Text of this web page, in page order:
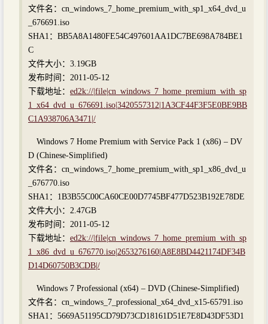
文件名：cn_windows_7_home_premium_with_sp1_x64_dvd_u
_676691.iso
SHA1：BB5A8A1480FE54C497601AA1DC7BE698A784BE1
C
文件大小：3.19GB
发布时间：2011-05-12
下载地址： ed2k://|file|cn_windows_7_home_premium_with_sp
1_x64_dvd_u_676691.iso|3420557312|1A3CF44F3F5E0BE9BB
C1A938706A3471|/
Windows 7 Home Premium with Service Pack 1 (x86) – DV
D (Chinese-Simplified)
文件名：cn_windows_7_home_premium_with_sp1_x86_dvd_u
_676770.iso
SHA1：1B3B55C00CA60CE00D7745BF477D523B192E78DE
文件大小：2.47GB
发布时间：2011-05-12
下载地址： ed2k://|file|cn_windows_7_home_premium_with_sp
1_x86_dvd_u_676770.iso|2653276160|A8E8BD4421174DF34B
D14D60750B3CDB|/
Windows 7 Professional (x64) – DVD (Chinese-Simplified)
文件名：cn_windows_7_professional_x64_dvd_x15-65791.iso
SHA1：5669A51195CD79D73CD18161D51E7E8D43DF53D1